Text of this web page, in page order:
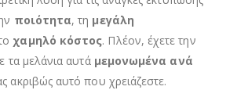
ποιότητα, τη μεγάλη
χαμηλό κόστος. Πλέον, έχετε την
τα μελάνια αυτά μεμονωμένα ανά
ακριβώς αυτό που χρειάζεστε.